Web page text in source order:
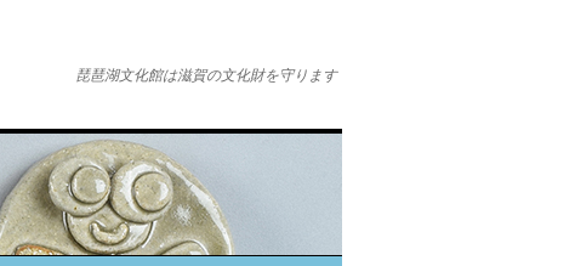
琵琶湖文化館は滋賀の文化財を守ります